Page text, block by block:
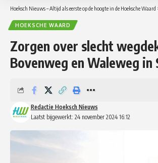
Hoeksch Nieuws – Altijd als eerste op de hoogte in de Hoeksche Waard
HOEKSCHE WAARD
Zorgen over slecht
Bovenweg en Waleweg in
Laatst bijgewerkt: 24 november 2024 16:12
Redactie Hoeksch Nieuws